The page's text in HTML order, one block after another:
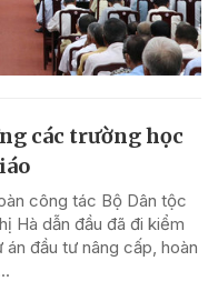
các trường học
công tác Bộ Dân tộc
Hà dẫn đầu đã đi kiểm
đầu tư nâng cấp, hoàn